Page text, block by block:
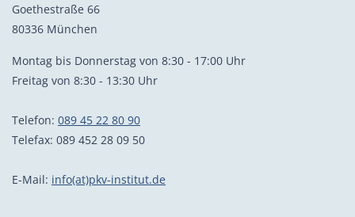
Goethestraße 66
80336 München
Montag bis Donnerstag von 8:30 - 17:00 Uhr
Freitag von 8:30 - 13:30 Uhr
Telefon: 089 45 22 80 90
Telefax: 089 452 28 09 50
E-Mail: info(at)pkv-institut.de